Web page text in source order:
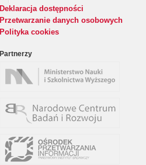
Deklaracja dostępności
Przetwarzanie danych osobowych
Polityka cookies
Partnerzy